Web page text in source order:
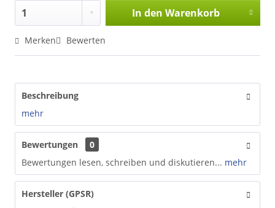
In den Warenkorb
Merken Bewerten
Beschreibung
mehr
Bewertungen
0
Bewertungen lesen, schreiben und diskutieren... mehr
Hersteller (GPSR)